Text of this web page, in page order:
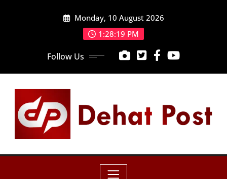
Monday, 10 August 2026
1:28:20 PM
Follow Us